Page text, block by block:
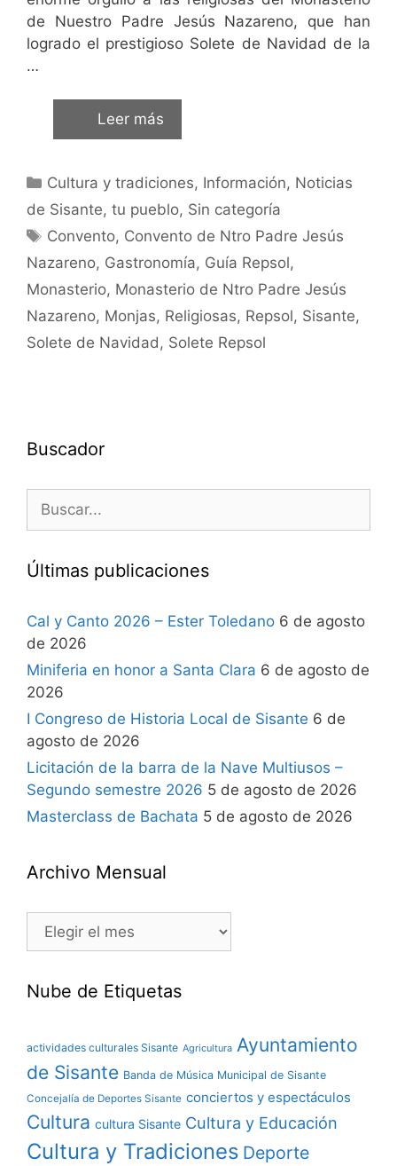
de Nuestro Padre Jesús Nazareno, que han
logrado el prestigioso Solete de Navidad de la
…
Leer más
Cultura y tradiciones, Información, Noticias
de Sisante, tu pueblo, Sin categoría
Convento, Convento de Ntro Padre Jesús
Nazareno, Gastronomía, Guía Repsol,
Monasterio, Monasterio de Ntro Padre Jesús
Nazareno, Monjas, Religiosas, Repsol, Sisante,
Solete de Navidad, Solete Repsol
Buscador
Últimas publicaciones
Cal y Canto 2026 – Ester Toledano 6 de agosto
de 2026
Miniferia en honor a Santa Clara 6 de agosto de
2026
I Congreso de Historia Local de Sisante 6 de
agosto de 2026
Licitación de la barra de la Nave Multiusos –
Segundo semestre 2026 5 de agosto de 2026
Masterclass de Bachata 5 de agosto de 2026
Archivo Mensual
Nube de Etiquetas
actividades culturales Sisante Agricultura Ayuntamiento
de Sisante Banda de Música Municipal de Sisante
Concejalía de Deportes Sisante conciertos y espectáculos
Cultura cultura Sisante Cultura y Educación
Cultura y Tradiciones Deporte